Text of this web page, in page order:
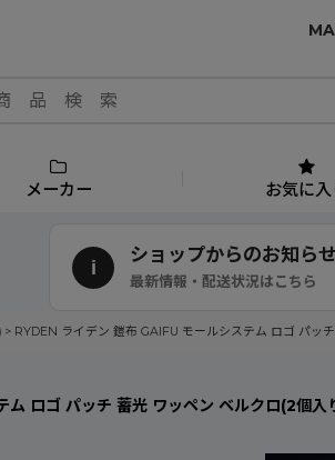
メーカー お気に入
i
ショップからのお知らせ
最新情報・配送状況はこちら
> RYDEN ライデン 鎧布 GAIFU モールシステム ロゴ パッ
ム ロゴ パッチ 蓄光 ワッペン ベルクロ(2個